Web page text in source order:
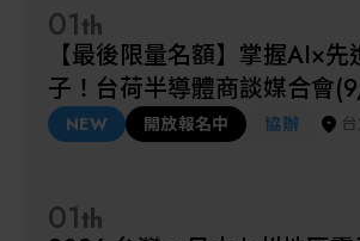
01th
【最後限量名額】掌握AI×
子！台荷半導體商談媒合會
NEW 開放報名中 協辦
01th
其他